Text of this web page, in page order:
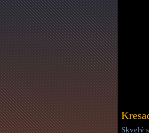
Skvelý